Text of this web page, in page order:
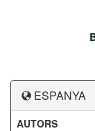
ESPANYA
AUTORS